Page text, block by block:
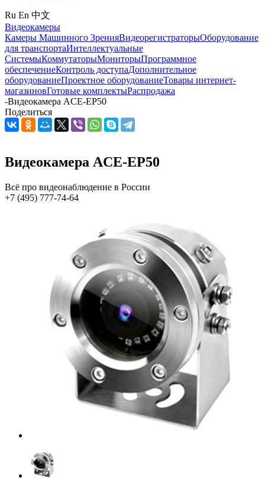
Ru En 中文
Видеокамеры
Камеры Машинного ЗренияВидеорегистраторыОборудование
для транспортаИнтеллектуальные
СистемыКоммутаторыМониторыПрограммное
обеспечениеКонтроль доступаДополнительное
оборудованиеПроектное оборудованиеТовары интернет-
магазиновГотовые комплектыРаспродажа
-Видеокамера ACE-EP50
Поделиться
Видеокамера ACE-EP50
Всё про видеонаблюдение в России
+7 (495) 777-74-64